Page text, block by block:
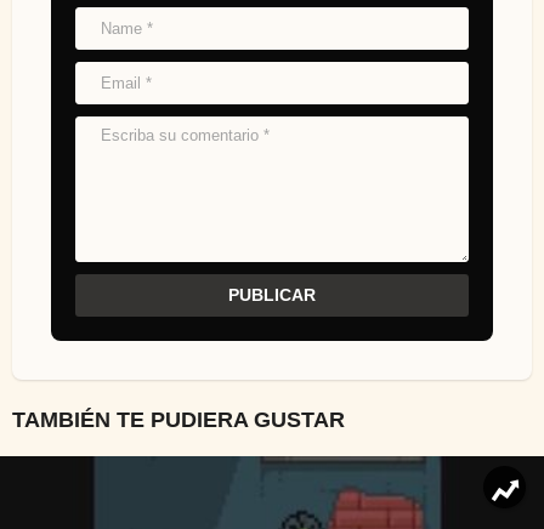
TAMBIÉN TE PUDIERA GUSTAR